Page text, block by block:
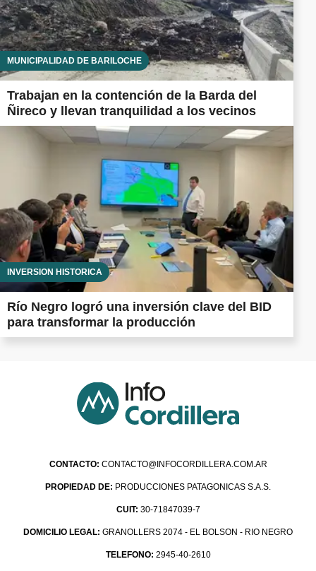
MUNICIPALIDAD DE BARILOCHE
Trabajan en la contención de la Barda del
Ñireco y llevan tranquilidad a los vecinos
INVERSIÓN HISTÓRICA
Río Negro logró una inversión clave del BID
para transformar la producción
CONTACTO: CONTACTO@INFOCORDILLERA.COM.AR
PROPIEDAD DE: PRODUCCIONES PATAGONICAS S.A.S.
CUIT: 30-71847039-7
DOMICILIO LEGAL: GRANOLLERS 2074 - EL BOLSON - RIO NEGRO
TELEFONO: 2945-40-2610